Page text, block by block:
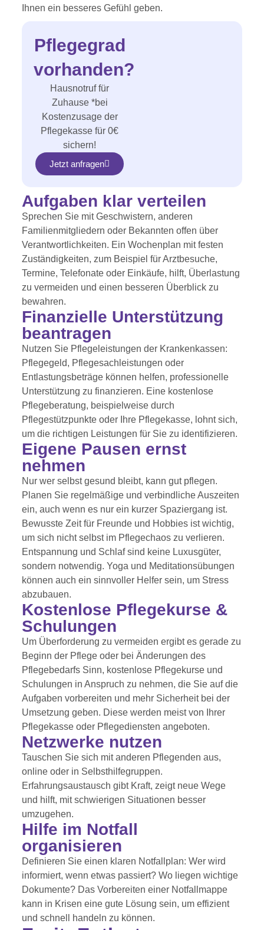
Ihnen ein besseres Gefühl geben.
Pflegegrad
vorhanden?
Hausnotruf für
Zuhause *bei
Kostenzusage der
Pflegekasse für 0€
sichern!
Jetzt anfragen
Aufgaben klar verteilen
Sprechen Sie mit Geschwistern, anderen
Familienmitgliedern oder Bekannten offen über
Verantwortlichkeiten. Ein Wochenplan mit festen
Zuständigkeiten, zum Beispiel für Arztbesuche,
Termine, Telefonate oder Einkäufe, hilft, Überlastung
zu vermeiden und einen besseren Überblick zu
bewahren.
Finanzielle Unterstützung
beantragen
Nutzen Sie Pflegeleistungen der Krankenkassen:
Pflegegeld, Pflegesachleistungen oder
Entlastungsbeträge können helfen, professionelle
Unterstützung zu finanzieren. Eine kostenlose
Pflegeberatung, beispielweise durch
Pflegestützpunkte oder Ihre Pflegekasse, lohnt sich,
um die richtigen Leistungen für Sie zu identifizieren.
Eigene Pausen ernst
nehmen
Nur wer selbst gesund bleibt, kann gut pflegen.
Planen Sie regelmäßige und verbindliche Auszeiten
ein, auch wenn es nur ein kurzer Spaziergang ist.
Bewusste Zeit für Freunde und Hobbies ist wichtig,
um sich nicht selbst im Pflegechaos zu verlieren.
Entspannung und Schlaf sind keine Luxusgüter,
sondern notwendig. Yoga und Meditationsübungen
können auch ein sinnvoller Helfer sein, um Stress
abzubauen.
Kostenlose Pflegekurse &
Schulungen
Um Überforderung zu vermeiden ergibt es gerade zu
Beginn der Pflege oder bei Änderungen des
Pflegebedarfs Sinn, kostenlose Pflegekurse und
Schulungen in Anspruch zu nehmen, die Sie auf die
Aufgaben vorbereiten und mehr Sicherheit bei der
Umsetzung geben. Diese werden meist von Ihrer
Pflegekasse oder Pflegediensten angeboten.
Netzwerke nutzen
Tauschen Sie sich mit anderen Pflegenden aus,
online oder in Selbsthilfegruppen.
Erfahrungsaustausch gibt Kraft, zeigt neue Wege
und hilft, mit schwierigen Situationen besser
umzugehen.
Hilfe im Notfall
organisieren
Definieren Sie einen klaren Notfallplan: Wer wird
informiert, wenn etwas passiert? Wo liegen wichtige
Dokumente? Das Vorbereiten einer Notfallmappe
kann in Krisen eine gute Lösung sein, um effizient
und schnell handeln zu können.